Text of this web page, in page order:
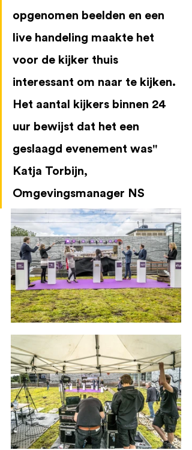
opgenomen beelden en een
live handeling maakte het
voor de kijker thuis
interessant om naar te kijken.
Het aantal kijkers binnen 24
uur bewijst dat het een
geslaagd evenement was"
Katja Torbijn,
Omgevingsmanager NS